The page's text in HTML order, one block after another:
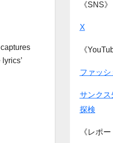
《SNS》
X
《
ファッ
サンクス
探検
《レポー